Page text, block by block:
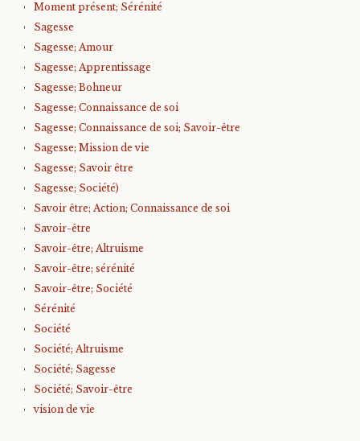
Moment présent; Sérénité
Sagesse
Sagesse; Amour
Sagesse; Apprentissage
Sagesse; Bohneur
Sagesse; Connaissance de soi
Sagesse; Connaissance de soi; Savoir-être
Sagesse; Mission de vie
Sagesse; Savoir être
Sagesse; Société)
Savoir être; Action; Connaissance de soi
Savoir-être
Savoir-être; Altruisme
Savoir-être; sérénité
Savoir-être; Société
Sérénité
Société
Société; Altruisme
Société; Sagesse
Société; Savoir-être
vision de vie